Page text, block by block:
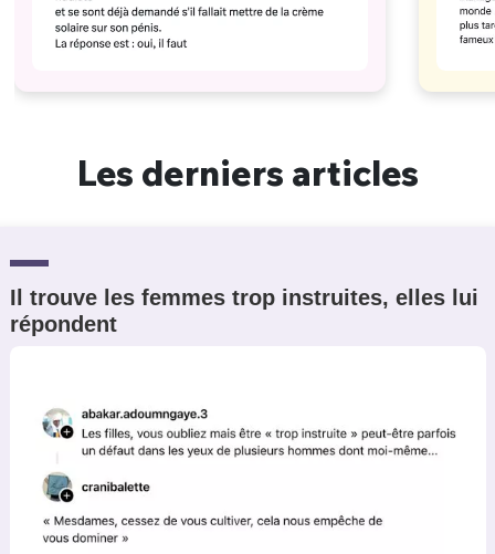
Les derniers articles
Il trouve les femmes trop instruites, elles lui
répondent